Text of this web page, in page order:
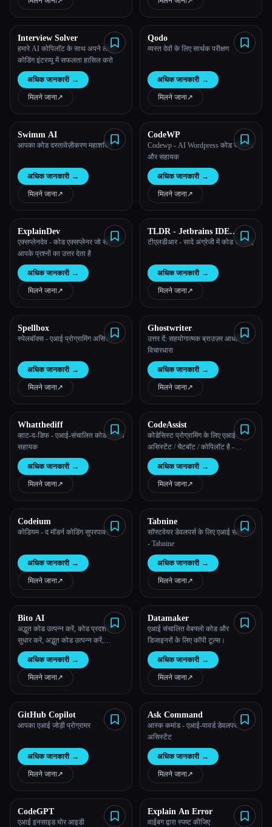
हमारे बारे में
Esc
Interview Solver
हमारे AI कोपिलॉट के साथ अपने लाइव
कोडिंग इंटरव्यू में सफलता हासिल करो
अधिक जानकारी →
मिलने जाना↗︎
Qodo
व्यस्त देवों के लिए सार्थक परीक्षण
अधिक जानकारी →
मिलने जाना↗︎
Swimm AI
आपका कोड दस्तावेज़ीकरण महाशक्ति
अधिक जानकारी →
मिलने जाना↗︎
CodeWP
Codewp - AI Wordpress कोड जेनरेटर
और सहायक
अधिक जानकारी →
मिलने जाना↗︎
ExplainDev
एक्सप्लेनदेव - कोड एक्सप्लेनर जो संदर्भ में
आपके प्रश्नों का उत्तर देता है
अधिक जानकारी →
मिलने जाना↗︎
TLDR - Jetbrains IDE
Plugin
टीएलडीआर - सादे अंग्रेजी में कोड समझाएं
अधिक जानकारी →
मिलने जाना↗︎
Spellbox
स्पेलबॉक्स - एआई प्रोग्रामिंग असिस्टेंट
अधिक जानकारी →
मिलने जाना↗︎
Ghostwriter
उत्तर दें: सहयोगात्मक ब्राउज़र आधारित
विचारधारा
अधिक जानकारी →
मिलने जाना↗︎
Whatthediff
व्हाट-द-डिफ - एआई-संचालित कोड समीक्षा
सहायक
अधिक जानकारी →
मिलने जाना↗︎
CodeAssist
कोडेसिस्ट प्रोग्रामिंग के लिए एआई
असिस्टेंट / चैटबॉट / कोपिलॉट है -
जेटब्रेन्स मार्केटप्लेस
अधिक जानकारी →
मिलने जाना↗︎
Codeium
कोडियम - द मॉडर्न कोडिंग सुपरपावर
अधिक जानकारी →
मिलने जाना↗︎
Tabnine
सॉफ्टवेयर डेवलपर्स के लिए एआई सहायक
- Tabnine
अधिक जानकारी →
मिलने जाना↗︎
Bito AI
अद्भुत कोड उत्पन्न करें, कोड प्रदर्शन में
सुधार करें, अद्भुत कोड उत्पन्न करें,
ChatGPT के साथ 10 गुना तेज
अधिक जानकारी →
मिलने जाना↗︎
Datamaker
एआई संचालित वेबफ्लो कोड और
डिजाइनरों के लिए कॉपी टूल्स।
अधिक जानकारी →
मिलने जाना↗︎
GitHub Copilot
आपका एआई जोड़ी प्रोग्रामर
अधिक जानकारी →
मिलने जाना↗︎
Ask Command
आस्क कमांड - एआई-पावर्ड डेवलपर
असिस्टेंट
अधिक जानकारी →
मिलने जाना↗︎
CodeGPT
एआई इनसाइड योर आइडी
Explain An Error
वाईबग द्वारा स्पष्ट कीजिए